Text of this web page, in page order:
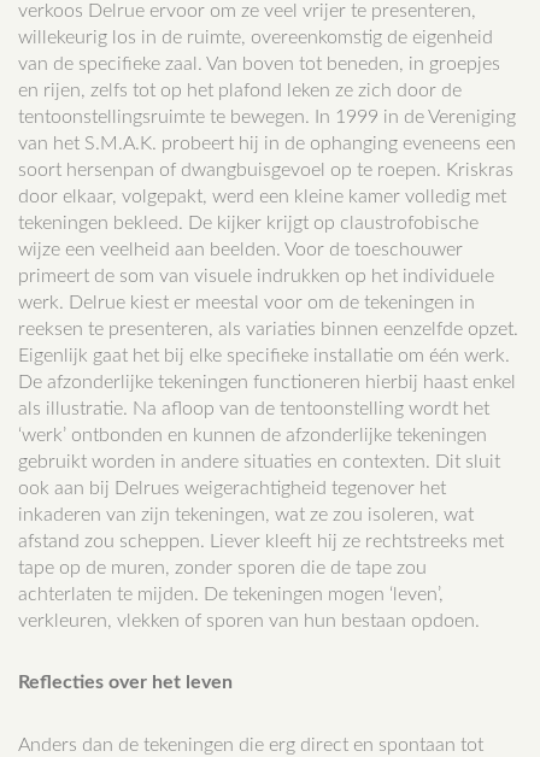
verkoos Delrue ervoor om ze veel vrijer te presenteren,
willekeurig los in de ruimte, overeenkomstig de eigenheid
van de specifieke zaal. Van boven tot beneden, in groepjes
en rijen, zelfs tot op het plafond leken ze zich door de
tentoonstellingsruimte te bewegen. In 1999 in de Vereniging
van het S.M.A.K. probeert hij in de ophanging eveneens een
soort hersenpan of dwangbuisgevoel op te roepen. Kriskras
door elkaar, volgepakt, werd een kleine kamer volledig met
tekeningen bekleed. De kijker krijgt op claustrofobische
wijze een veelheid aan beelden. Voor de toeschouwer
primeert de som van visuele indrukken op het individuele
werk. Delrue kiest er meestal voor om de tekeningen in
reeksen te presenteren, als variaties binnen eenzelfde opzet.
Eigenlijk gaat het bij elke specifieke installatie om één werk.
De afzonderlijke tekeningen functioneren hierbij haast enkel
als illustratie. Na afloop van de tentoonstelling wordt het
‘werk’ ontbonden en kunnen de afzonderlijke tekeningen
gebruikt worden in andere situaties en contexten. Dit sluit
ook aan bij Delrues weigerachtigheid tegenover het
inkaderen van zijn tekeningen, wat ze zou isoleren, wat
afstand zou scheppen. Liever kleeft hij ze rechtstreeks met
tape op de muren, zonder sporen die de tape zou
achterlaten te mijden. De tekeningen mogen ‘leven’,
verkleuren, vlekken of sporen van hun bestaan opdoen.
Reflecties over het leven
Anders dan de tekeningen die erg direct en spontaan tot